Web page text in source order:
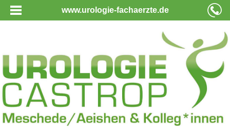
www.urologie-fachaerzte.de